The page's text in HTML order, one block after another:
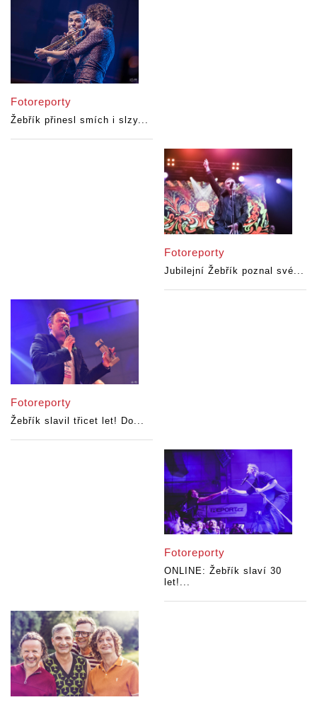
Fotoreporty
Žebřík přinesl smích i slzy...
Fotoreporty
Jubilejní Žebřík poznal své...
Fotoreporty
Žebřík slavil třicet let! Do...
Fotoreporty
ONLINE: Žebřík slaví 30
let!...